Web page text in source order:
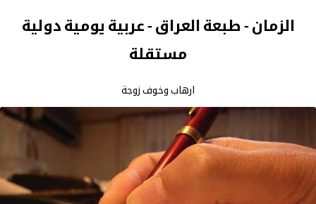
الزمان - طبعة العراق - عربية يومية دولية
مستقلة
ارهاب وخوف زوجة